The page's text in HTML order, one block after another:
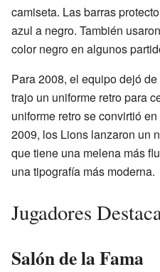
camiseta. Las barras
azul a negro. También
color negro en algunos
Para 2008, el equipo dejó
trajo un uniforme retro para
uniforme retro se convirtió
2009, los Lions lanzaron un
que tiene una melena más
una tipografía más moderna.
Jugadores
Salón de la Fama